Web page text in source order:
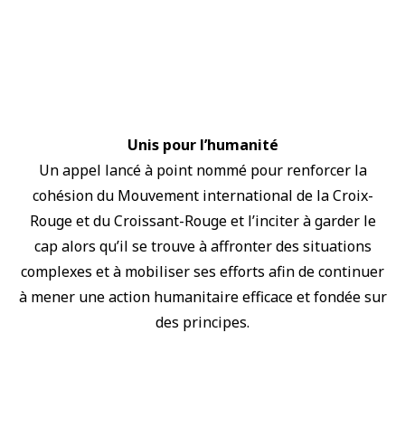
Unis pour l’humanité
Un appel lancé à point nommé pour renforcer la
cohésion du Mouvement international de la Croix-
Rouge et du Croissant-Rouge et l’inciter à garder le
cap alors qu’il se trouve à affronter des situations
complexes et à mobiliser ses efforts afin de continuer
à mener une action humanitaire efficace et fondée sur
des principes.